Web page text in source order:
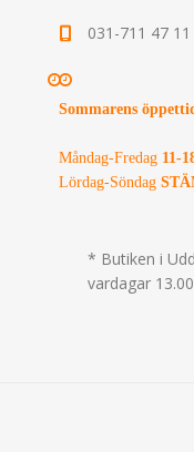
031-711 47 11
Sommarens
Måndag-Fredag 11-
Lördag-Söndag
* Butiken i
vardagar